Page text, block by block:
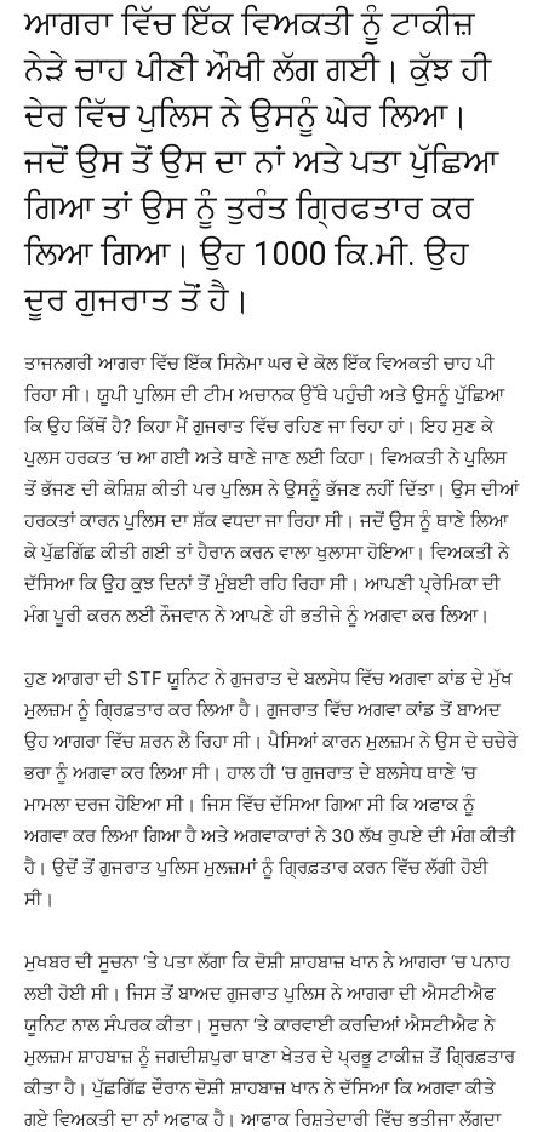
ਆਗਰਾ ਵਿੱਚ ਇੱਕ ਵਿਅਕਤੀ ਨੂੰ ਟਾਕੀਜ਼
ਨੇੜੇ ਚਾਹ ਪੀਣੀ ਔਖੀ ਲੱਗ ਗਈ। ਕੁੱਝ ਹੀ
ਦੇਰ ਵਿੱਚ ਪੁਲਿਸ ਨੇ ਉਸਨੂੰ ਘੇਰ ਲਿਆ।
ਜਦੋਂ ਉਸ ਤੋਂ ਉਸ ਦਾ ਨਾਂ ਅਤੇ ਪਤਾ ਪੁੱਛਿਆ
ਗਿਆ ਤਾਂ ਉਸ ਨੂੰ ਤੁਰੰਤ ਗ੍ਰਿਫਤਾਰ ਕਰ
ਲਿਆ ਗਿਆ। ਉਹ 1000 ਕਿ.ਮੀ. ਉਹ
ਦੂਰ ਗੁਜਰਾਤ ਤੋਂ ਹੈ।
ਤਾਜਨਗਰੀ ਆਗਰਾ ਵਿੱਚ ਇੱਕ ਸਿਨੇਮਾ ਘਰ ਦੇ ਕੋਲ ਇੱਕ ਵਿਅਕਤੀ ਚਾਹ ਪੀ
ਰਿਹਾ ਸੀ। ਯੂਪੀ ਪੁਲਿਸ ਦੀ ਟੀਮ ਅਚਾਨਕ ਉੱਥੇ ਪਹੁੰਚੀ ਅਤੇ ਉਸਨੂੰ ਪੁੱਛਿਆ
ਕਿ ਉਹ ਕਿੱਥੋਂ ਹੈ? ਕਿਹਾ ਮੈਂ ਗੁਜਰਾਤ ਵਿੱਚ ਰਹਿਣ ਜਾ ਰਿਹਾ ਹਾਂ। ਇਹ ਸੁਣ ਕੇ
ਪੁਲਸ ਹਰਕਤ ‘ਚ ਆ ਗਈ ਅਤੇ ਥਾਣੇ ਜਾਣ ਲਈ ਕਿਹਾ। ਵਿਅਕਤੀ ਨੇ ਪੁਲਿਸ
ਤੋਂ ਭੱਜਣ ਦੀ ਕੋਸ਼ਿਸ਼ ਕੀਤੀ ਪਰ ਪੁਲਿਸ ਨੇ ਉਸਨੂੰ ਭੱਜਣ ਨਹੀਂ ਦਿੱਤਾ। ਉਸ ਦੀਆਂ
ਹਰਕਤਾਂ ਕਾਰਨ ਪੁਲਿਸ ਦਾ ਸ਼ੱਕ ਵਧਦਾ ਜਾ ਰਿਹਾ ਸੀ। ਜਦੋਂ ਉਸ ਨੂੰ ਥਾਣੇ ਲਿਆ
ਕੇ ਪੁੱਛਗਿੱਛ ਕੀਤੀ ਗਈ ਤਾਂ ਹੈਰਾਨ ਕਰਨ ਵਾਲਾ ਖੁਲਾਸਾ ਹੋਇਆ। ਵਿਅਕਤੀ ਨੇ
ਦੱਸਿਆ ਕਿ ਉਹ ਕੁਝ ਦਿਨਾਂ ਤੋਂ ਮੁੰਬਈ ਰਹਿ ਰਿਹਾ ਸੀ। ਆਪਣੀ ਪ੍ਰੇਮਿਕਾ ਦੀ
ਮੰਗ ਪੂਰੀ ਕਰਨ ਲਈ ਨੌਜਵਾਨ ਨੇ ਆਪਣੇ ਹੀ ਭਤੀਜੇ ਨੂੰ ਅਗਵਾ ਕਰ ਲਿਆ।
ਹੁਣ ਆਗਰਾ ਦੀ STF ਯੂਨਿਟ ਨੇ ਗੁਜਰਾਤ ਦੇ ਬਲਸੇਧ ਵਿੱਚ ਅਗਵਾ ਕਾਂਡ ਦੇ ਮੁੱਖ
ਮੁਲਜ਼ਮ ਨੂੰ ਗ੍ਰਿਫ਼ਤਾਰ ਕਰ ਲਿਆ ਹੈ। ਗੁਜਰਾਤ ਵਿੱਚ ਅਗਵਾ ਕਾਂਡ ਤੋਂ ਬਾਅਦ
ਉਹ ਆਗਰਾ ਵਿੱਚ ਸ਼ਰਨ ਲੈ ਰਿਹਾ ਸੀ। ਪੈਸਿਆਂ ਕਾਰਨ ਮੁਲਜ਼ਮ ਨੇ ਉਸ ਦੇ ਚਚੇਰੇ
ਭਰਾ ਨੂੰ ਅਗਵਾ ਕਰ ਲਿਆ ਸੀ। ਹਾਲ ਹੀ ‘ਚ ਗੁਜਰਾਤ ਦੇ ਬਲਸੇਧ ਥਾਣੇ ‘ਚ
ਮਾਮਲਾ ਦਰਜ ਹੋਇਆ ਸੀ। ਜਿਸ ਵਿੱਚ ਦੱਸਿਆ ਗਿਆ ਸੀ ਕਿ ਅਫਾਕ ਨੂੰ
ਅਗਵਾ ਕਰ ਲਿਆ ਗਿਆ ਹੈ ਅਤੇ ਅਗਵਾਕਾਰਾਂ ਨੇ 30 ਲੱਖ ਰੁਪਏ ਦੀ ਮੰਗ ਕੀਤੀ
ਹੈ। ਉਦੋਂ ਤੋਂ ਗੁਜਰਾਤ ਪੁਲਿਸ ਮੁਲਜ਼ਮਾਂ ਨੂੰ ਗ੍ਰਿਫ਼ਤਾਰ ਕਰਨ ਵਿੱਚ ਲੱਗੀ ਹੋਈ
ਸੀ।
ਮੁਖਬਰ ਦੀ ਸੂਚਨਾ ‘ਤੇ ਪਤਾ ਲੱਗਾ ਕਿ ਦੋਸ਼ੀ ਸ਼ਾਹਬਾਜ਼ ਖਾਨ ਨੇ ਆਗਰਾ ‘ਚ ਪਨਾਹ
ਲਈ ਹੋਈ ਸੀ। ਜਿਸ ਤੋਂ ਬਾਅਦ ਗੁਜਰਾਤ ਪੁਲਿਸ ਨੇ ਆਗਰਾ ਦੀ ਐਸਟੀਐਫ
ਯੂਨਿਟ ਨਾਲ ਸੰਪਰਕ ਕੀਤਾ। ਸੂਚਨਾ ‘ਤੇ ਕਾਰਵਾਈ ਕਰਦਿਆਂ ਐਸਟੀਐਫ ਨੇ
ਮੁਲਜ਼ਮ ਸ਼ਾਹਬਾਜ਼ ਨੂੰ ਜਗਦੀਸ਼ਪੁਰਾ ਥਾਣਾ ਖੇਤਰ ਦੇ ਪ੍ਰਭੂ ਟਾਕੀਜ਼ ਤੋਂ ਗ੍ਰਿਫ਼ਤਾਰ
ਕੀਤਾ ਹੈ। ਪੁੱਛਗਿੱਛ ਦੌਰਾਨ ਦੋਸ਼ੀ ਸ਼ਾਹਬਾਜ਼ ਖਾਨ ਨੇ ਦੱਸਿਆ ਕਿ ਅਗਵਾ ਕੀਤੇ
ਗਏ ਵਿਅਕਤੀ ਦਾ ਨਾਂ ਅਫਾਕ ਹੈ। ਆਫਾਕ ਰਿਸ਼ਤੇਦਾਰੀ ਵਿੱਚ ਭਤੀਜਾ ਲੱਗਦਾ